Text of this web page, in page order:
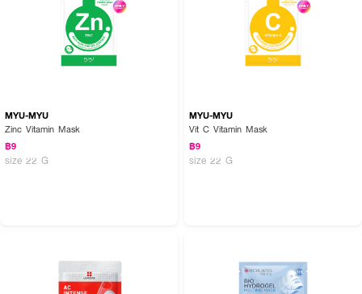
MYU-MYU
Zinc Vitamin Mask
฿9
size 22 G
MYU-MYU
Vit C Vitamin Mask
฿9
size 22 G